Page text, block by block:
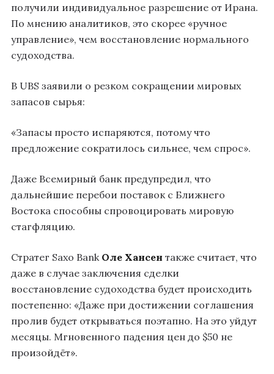
получили индивидуальное разрешение от Ирана.
По мнению аналитиков, это скорее «ручное
управление», чем восстановление нормального
судоходства.
В UBS заявили о резком сокращении мировых
запасов сырья:
«Запасы просто испаряются, потому что
предложение сократилось сильнее, чем спрос».
Даже Всемирный банк предупредил, что
дальнейшие перебои поставок с Ближнего
Востока способны спровоцировать мировую
стагфляцию.
Стратег Saxo Bank Оле Хансен также считает, что
даже в случае заключения сделки
восстановление судоходства будет происходить
постепенно: «Даже при достижении соглашения
пролив будет открываться поэтапно. На это уйдут
месяцы. Мгновенного падения цен до $50 не
произойдёт».